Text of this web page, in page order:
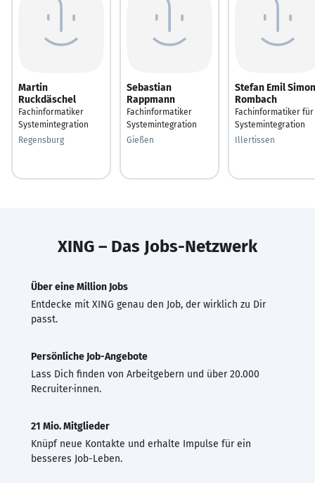
Martin
Ruckdäschel
Fachinformatiker
Systemintegration
Regensburg
Sebastian
Rappmann
Fachinformatiker
Systemintegration
Gießen
Stefan Emil Simon
Rombach
Fachinformatiker für
Systemintegration
Illertissen
XING – Das Jobs-Netzwerk
Über eine Million Jobs
Entdecke mit XING genau den Job, der wirklich zu Dir
passt.
Persönliche Job-Angebote
Lass Dich finden von Arbeitgebern und über 20.000
Recruiter·innen.
21 Mio. Mitglieder
Knüpf neue Kontakte und erhalte Impulse für ein
besseres Job-Leben.